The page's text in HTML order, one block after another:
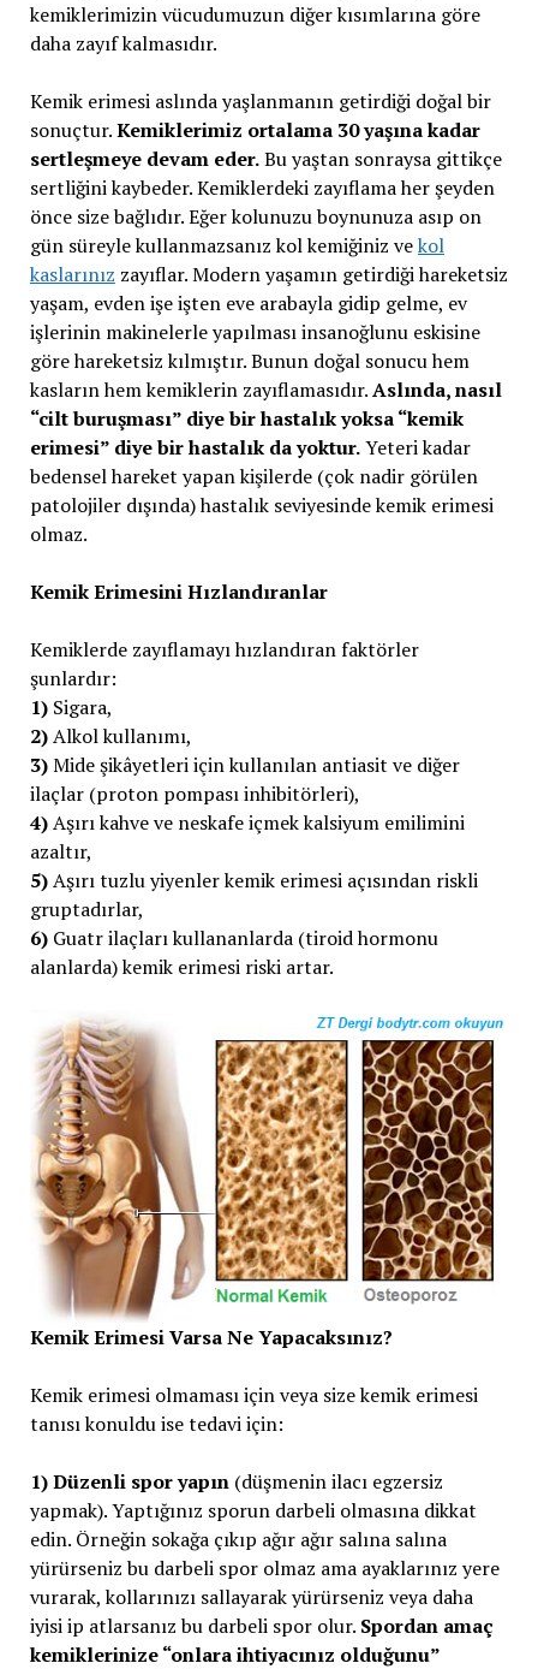
kemiklerimizin vücudumuzun diğer kısımlarına göre
daha zayıf kalmasıdır.
Kemik erimesi aslında yaşlanmanın getirdiği doğal bir
sonuçtur.Kemiklerimiz ortalama 30 yaşına kadar
sertleşmeye devam eder.Bu yaştan sonraysa gittikçe
sertliğini kaybeder. Kemiklerdeki zayıflama her şeyden
önce size bağlıdır. Eğer kolunuzu boynunuza asıp on
gün süreyle kullanmazsanız kol kemiğiniz vekol
kaslarınız zayıflar. Modern yaşamın getirdiği hareketsiz
yaşam, evden işe işten eve arabayla gidip gelme, ev
işlerinin makinelerle yapılması insanoğlunu eskisine
göre hareketsiz kılmıştır. Bunun doğal sonucu hem
kasların hem kemiklerin zayıflamasıdır.Aslında, nasıl
“cilt buruşması” diye bir hastalık yoksa “kemik
erimesi” diye bir hastalık da yoktur.Yeteri kadar
bedensel hareket yapan kişilerde (çok nadir görülen
patolojiler dışında) hastalık seviyesinde kemik erimesi
olmaz.
Kemik Erimesini Hızlandıranlar
Kemiklerde zayıflamayı hızlandıran faktörler
şunlardır:
1)Sigara,
2)Alkol kullanımı,
3)Mide şikâyetleri için kullanılan antiasit ve diğer
ilaçlar (proton pompası inhibitörleri),
4)Aşırı kahve ve neskafe içmek kalsiyum emilimini
azaltır,
5)Aşırı tuzlu yiyenler kemik erimesi açısından riskli
gruptadırlar,
6)Guatr ilaçları kullananlarda (tiroid hormonu
alanlarda) kemik erimesi riski artar.
Kemik Erimesi Varsa Ne Yapacaksınız?
Kemik erimesi olmaması için veya size kemik erimesi
tanısı konuldu ise tedavi için:
1) Düzenli spor yapın(düşmenin ilacı egzersiz
yapmak). Yaptığınız sporun darbeli olmasına dikkat
edin. Örneğin sokağa çıkıp ağır ağır salına salına
yürürseniz bu darbeli spor olmaz ama ayaklarınız yere
vurarak, kollarınızı sallayarak yürürseniz veya daha
iyisi ip atlarsanız bu darbeli spor olur. Spordan amaç
kemiklerinize “onlara ihtiyacınız olduğunu”